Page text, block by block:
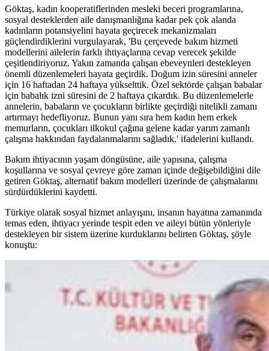
Göktaş, kadın kooperatiflerinden mesleki beceri programlarına,
sosyal desteklerden aile danışmanlığına kadar pek çok alanda
kadınların potansiyelini hayata geçirecek mekanizmaları
güçlendirdiklerini vurgulayarak, 'Bu çerçevede bakım hizmeti
modellerini ailelerin farklı ihtiyaçlarına cevap verecek şekilde
çeşitlendiriyoruz. Yakın zamanda çalışan ebeveynleri destekleyen
önemli düzenlemeleri hayata geçirdik. Doğum izin süresini anneler
için 16 haftadan 24 haftaya yükselttik. Özel sektörde çalışan babalar
için babalık izni süresini de 2 haftaya çıkardık. Bu düzenlemelerle
annelerin, babaların ve çocukların birlikte geçirdiği nitelikli zamanı
artırmayı hedefliyoruz. Bunun yanı sıra hem kadın hem erkek
memurların, çocukları ilkokul çağına gelene kadar yarım zamanlı
çalışma hakkından faydalanmalarını sağladık.' ifadelerini kullandı.
Bakım ihtiyacının yaşam döngüsüne, aile yapısına, çalışma
koşullarına ve sosyal çevreye göre zaman içinde değişebildiğini dile
getiren Göktaş, alternatif bakım modelleri üzerinde de çalışmalarını
sürdürdüklerini kaydetti.
Türkiye olarak sosyal hizmet anlayışını, insanın hayatına zamanında
temas eden, ihtiyacı yerinde tespit eden ve aileyi bütün yönleriyle
destekleyen bir sistem üzerine kurduklarını belirten Göktaş, şöyle
konuştu: